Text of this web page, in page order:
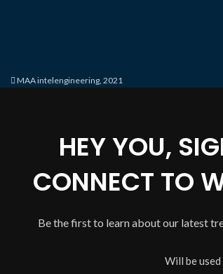
MAA intelengineering, 2021
HEY YOU,
CONNECT TO
Be the first to learn about our latest
Will be